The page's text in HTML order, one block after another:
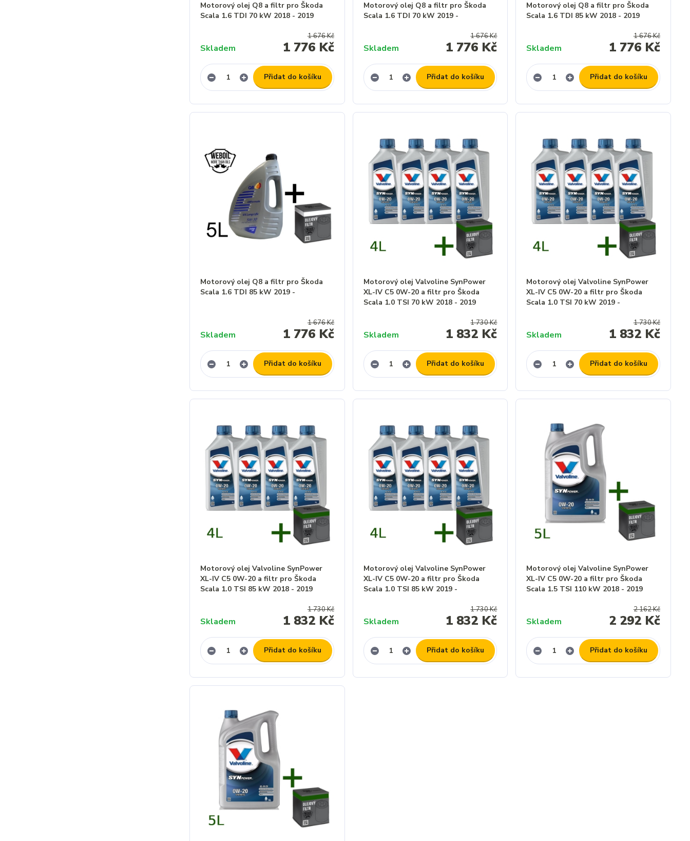
Motorový olej Q8 a filtr pro Škoda
Scala 1.6 TDI 70 kW 2018 - 2019
1 676 Kč
1 776 Kč
Skladem
Přidat do košíku
Motorový olej Q8 a filtr pro Škoda
Scala 1.6 TDI 70 kW 2019 -
1 676 Kč
1 776 Kč
Skladem
Přidat do košíku
Motorový olej Q8 a filtr pro Škoda
Scala 1.6 TDI 85 kW 2018 - 2019
1 676 Kč
1 776 Kč
Skladem
Přidat do košíku
Motorový olej Q8 a filtr pro Škoda
Scala 1.6 TDI 85 kW 2019 -
1 676 Kč
1 776 Kč
Skladem
Přidat do košíku
Motorový olej Valvoline SynPower
XL-IV C5 0W-20 a filtr pro Škoda
Scala 1.0 TSI 70 kW 2018 - 2019
1 730 Kč
1 832 Kč
Skladem
Přidat do košíku
Motorový olej Valvoline SynPower
XL-IV C5 0W-20 a filtr pro Škoda
Scala 1.0 TSI 70 kW 2019 -
1 730 Kč
1 832 Kč
Skladem
Přidat do košíku
Motorový olej Valvoline SynPower
XL-IV C5 0W-20 a filtr pro Škoda
Scala 1.0 TSI 85 kW 2018 - 2019
1 730 Kč
1 832 Kč
Skladem
Přidat do košíku
Motorový olej Valvoline SynPower
XL-IV C5 0W-20 a filtr pro Škoda
Scala 1.0 TSI 85 kW 2019 -
1 730 Kč
1 832 Kč
Skladem
Přidat do košíku
Motorový olej Valvoline SynPower
XL-IV C5 0W-20 a filtr pro Škoda
Scala 1.5 TSI 110 kW 2018 - 2019
2 162 Kč
2 292 Kč
Skladem
Přidat do košíku